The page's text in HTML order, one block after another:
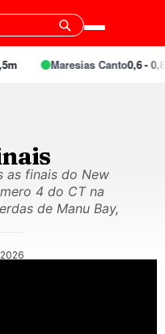
Maresias Canto0,6 -
as finais do New
4 do CT na
de Manu Bay,